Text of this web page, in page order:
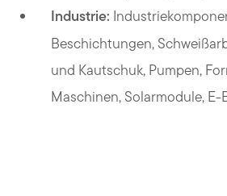
Industrie:
Beschichtungen,
und Kautschuk, Pumpen,
Maschinen, Solarmodule, E-